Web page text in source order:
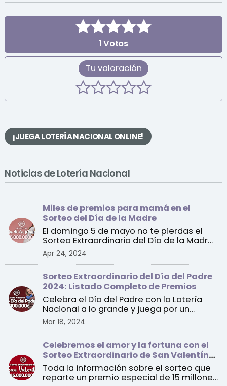
1Votos
Tu valoración
¡JUEGA LOTERÍA NACIONAL ONLINE!
Noticias de Lotería Nacional
Miles de premios para mamá en el
Sorteo del Día de la Madre
El domingo 5 de mayo no te pierdas el
Sorteo Extraordinario del Día de la Madre
de la Lotería Na ...
Apr 24, 2024
Sorteo Extraordinario del Día del Padre
2024: Listado Completo de Premios
Celebra el Día del Padre con la Lotería
Nacional a lo grande y juega por un
premio especial de 1 ...
Mar 18, 2024
Celebremos el amor y la fortuna con el
Sorteo Extraordinario de San Valentín
2024
Toda la información sobre el sorteo que
reparte un premio especial de 15 millones